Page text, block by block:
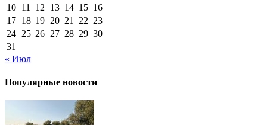
10 11 12 13 14 15 16
17 18 19 20 21 22 23
24 25 26 27 28 29 30
31
« Июл
Популярные новости